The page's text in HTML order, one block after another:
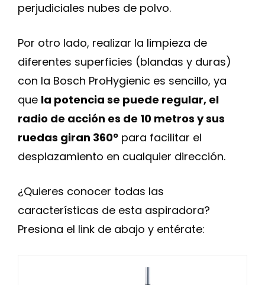
perjudiciales nubes de polvo.
Por otro lado, realizar la limpieza de
diferentes superficies (blandas y duras)
con la Bosch ProHygienic es sencillo, ya
que la potencia se puede regular, el
radio de acción es de 10 metros y sus
ruedas giran 360º para facilitar el
desplazamiento en cualquier dirección.
¿Quieres conocer todas las
características de esta aspiradora?
Presiona el link de abajo y entérate: